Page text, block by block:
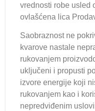
vrednosti robe usled
ovlašćena lica
Saobraznost ne
kvarove nastale
rukovanjem
uključeni i propusti
izvore energije koji
rukovanjem kao i
nepredviđenim